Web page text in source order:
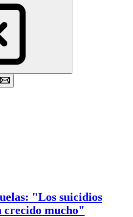
"Los suicidios
crecido mucho"